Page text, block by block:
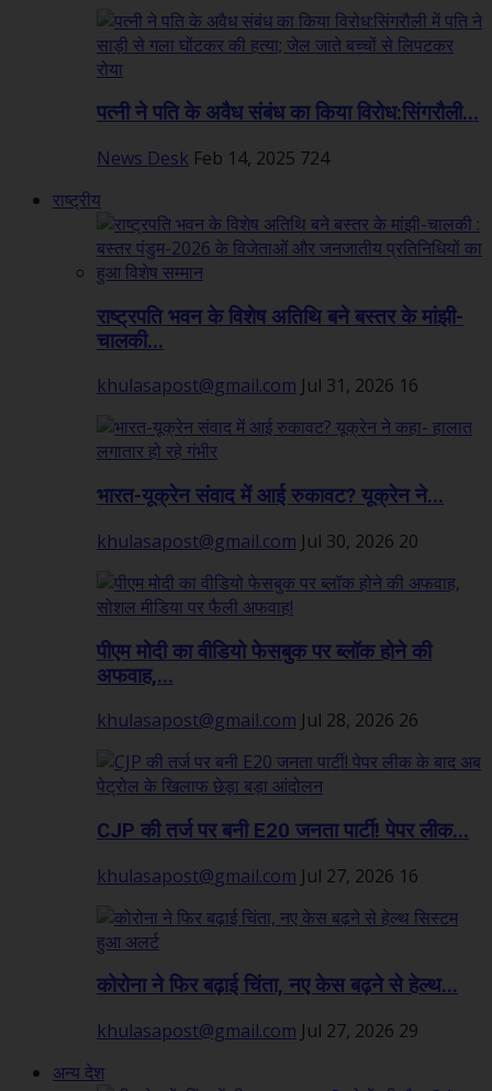
पत्नी ने पति के अवैध संबंध का किया विरोध:सिंगरौली...
News Desk Feb 14, 2025 724
राष्ट्रीय
राष्ट्रपति भवन के विशेष अतिथि बने बस्तर के मांझी-
चालकी...
khulasapost@gmail.com Jul 31, 2026 16
भारत-यूक्रेन संवाद में आई रुकावट? यूक्रेन ने...
khulasapost@gmail.com Jul 30, 2026 20
पीएम मोदी का वीडियो फेसबुक पर ब्लॉक होने की
अफवाह,...
khulasapost@gmail.com Jul 28, 2026 26
CJP की तर्ज पर बनी E20 जनता पार्टी! पेपर लीक...
khulasapost@gmail.com Jul 27, 2026 16
कोरोना ने फिर बढ़ाई चिंता, नए केस बढ़ने से हेल्थ...
khulasapost@gmail.com Jul 27, 2026 29
अन्य देश